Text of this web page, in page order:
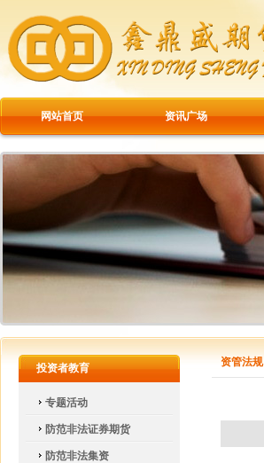
网站首页 资讯广场
投资者教育
专题活动
防范非法证券期货
防范非法集资
资管法规